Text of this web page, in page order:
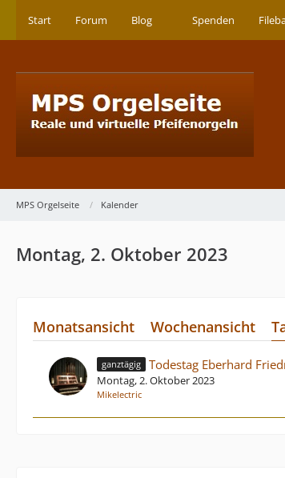
Start Forum Blog Spenden
MPS Orgelseite Kalender
Montag, 2. Oktober 2023
Monatsansicht Wochenansicht
ganztägig Todestag Eberhard
Montag, 2. Oktober 2023
Mikelectric